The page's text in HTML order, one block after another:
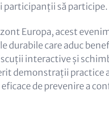
participanții să participe.
Europa, acest
durabile care aduc
interactive și
demonstrații practice
de prevenire a